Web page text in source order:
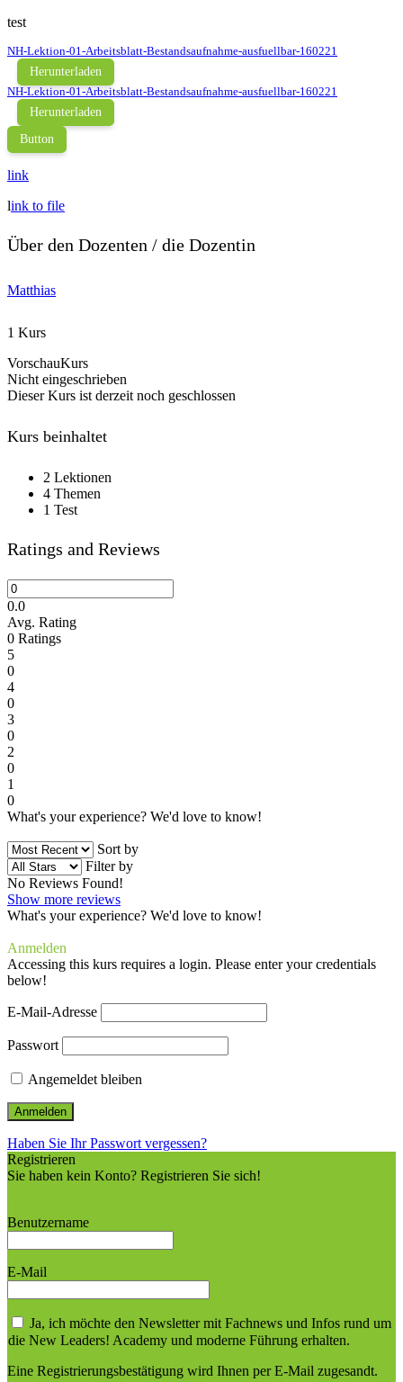
test
NH-Lektion-01-Arbeitsblatt-Bestandsaufnahme-ausfuellbar-160221
Herunterladen
NH-Lektion-01-Arbeitsblatt-Bestandsaufnahme-ausfuellbar-160221
Herunterladen
Button
link
link to file
Über den Dozenten / die Dozentin
Matthias
1 Kurs
VorschauKurs
Nicht eingeschrieben
Dieser Kurs ist derzeit noch geschlossen
Kurs beinhaltet
2 Lektionen
4 Themen
1 Test
Ratings and Reviews
0.0
Avg. Rating
0 Ratings
5
0
4
0
3
0
2
0
1
0
What's your experience? We'd love to know!
Sort by
Filter by
No Reviews Found!
Show more reviews
What's your experience? We'd love to know!
Anmelden
Accessing this kurs requires a login. Please enter your credentials
below!
E-Mail-Adresse
Passwort
Angemeldet bleiben
Haben Sie Ihr Passwort vergessen?
Registrieren
Sie haben kein Konto? Registrieren Sie sich!
Benutzername
E-Mail
Ja, ich möchte den Newsletter mit Fachnews und Infos rund um
die New Leaders! Academy und moderne Führung erhalten.
Eine Registrierungsbestätigung wird Ihnen per E-Mail zugesandt.